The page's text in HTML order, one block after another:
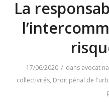
La
17/06/2020 / dans avocat
collectivités, Droit pénal de